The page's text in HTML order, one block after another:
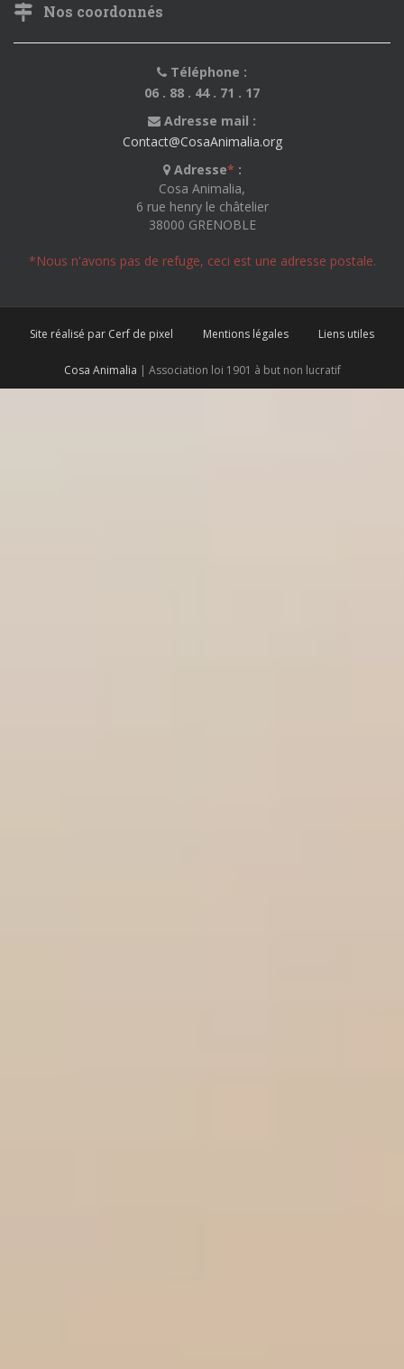
Nos coordonnés
Téléphone :
06 . 88 . 44 . 71 . 17
Adresse mail :
Contact@CosaAnimalia.org
Adresse* :
Cosa Animalia,
6 rue henry le châtelier
38000 GRENOBLE
*Nous n'avons pas de refuge, ceci est une adresse postale.
Site réalisé par Cerf de pixel Mentions légales Liens utiles
Cosa Animalia | Association loi 1901 à but non lucratif